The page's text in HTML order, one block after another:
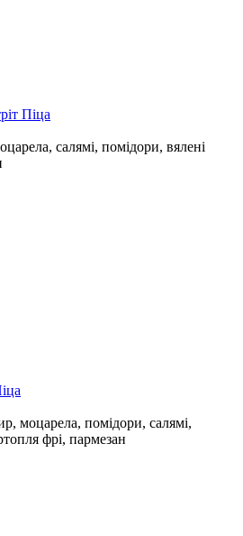
салямі, помідори, вялені
моцарела, помідори, салямі,
фрі, пармезан